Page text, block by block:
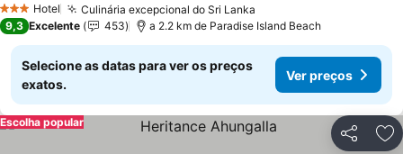
3 EstrelasHotel Culinária excepcional do Sri Lanka
9,3 Excelente 453 a 2.2 km de Paradise Island Beach
Selecione as datas para ver os preços
exatos.
Ver preços
Partilhar
Escolha popular